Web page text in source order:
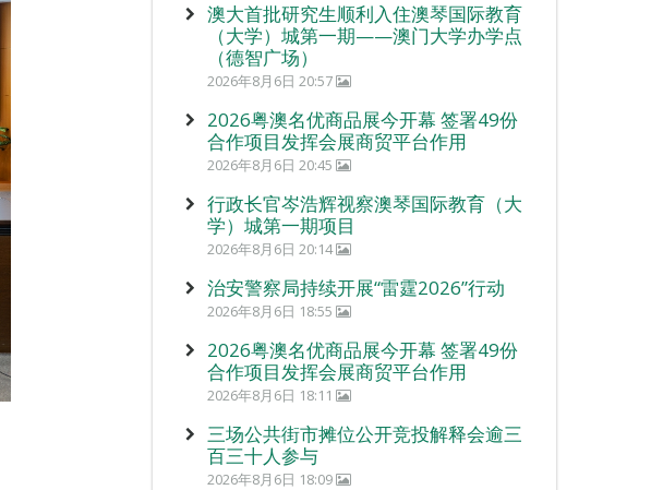
澳大首批研究生顺利入住澳琴国际教育
（大学）城第一期——澳门大学办学点
（德智广场）
2026年8月6日 20:57
2026粤澳名优商品展今开幕 签署49份
合作项目发挥会展商贸平台作用
2026年8月6日 20:45
行政长官岑浩辉视察澳琴国际教育（大
学）城第一期项目
2026年8月6日 20:14
治安警察局持续开展“雷霆2026”行动
2026年8月6日 18:55
2026粤澳名优商品展今开幕 签署49份
合作项目发挥会展商贸平台作用
2026年8月6日 18:11
三场公共街市摊位公开竞投解释会逾三
百三十人参与
2026年8月6日 18:09